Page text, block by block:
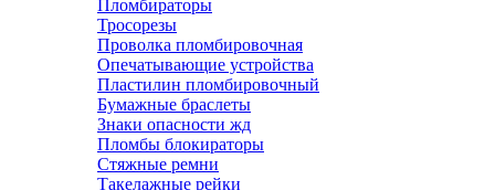
Пломбираторы
Тросорезы
Проволка пломбировочная
Опечатывающие устройства
Пластилин пломбировочный
Бумажные браслеты
Знаки опасности жд
Пломбы блокираторы
Стяжные ремни
Такелажные рейки